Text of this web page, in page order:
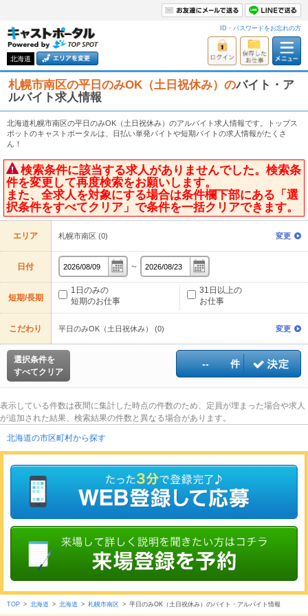
北海道
ID・パスワードをお忘れの方
札幌市南区の平日のみOK（土日祝休み）のバイト・ア
ルバイト求人情報
北海道札幌市南区の平日のみOK（土日祝休み）のアルバイト求人情報です。トップス
ポットのキャストポータルは、日払い単発バイトや短期バイトの求人情報がたくさ
ん！
検索条件に該当する求人がありませんでした。検索条
件を変更して再度検索をお願いします。
また、全求人を対象にする場合は条件欄下部にある「選
択条件をすべてクリア」で条件を一括クリアできます。
エリア 札幌市南区 (0) 変更
日付 ～
短期/長期
1日のみの
短期のお仕事
31日以上の
お仕事
こだわり 平日のみOK（土日祝休み） (0) 変更
選択条件を
すべてクリア
-- 件
表示している件数は夜間に集計した時点の件数のため、定員が埋まった場合や求人
が追加された結果、検索結果の件数と異なる場合があります。
北海道の市区町村から探す
TOP > 北海道 > 北海道 > 札幌市南区 > 平日のみOK（土日祝休み）のバイト・アルバイト情報